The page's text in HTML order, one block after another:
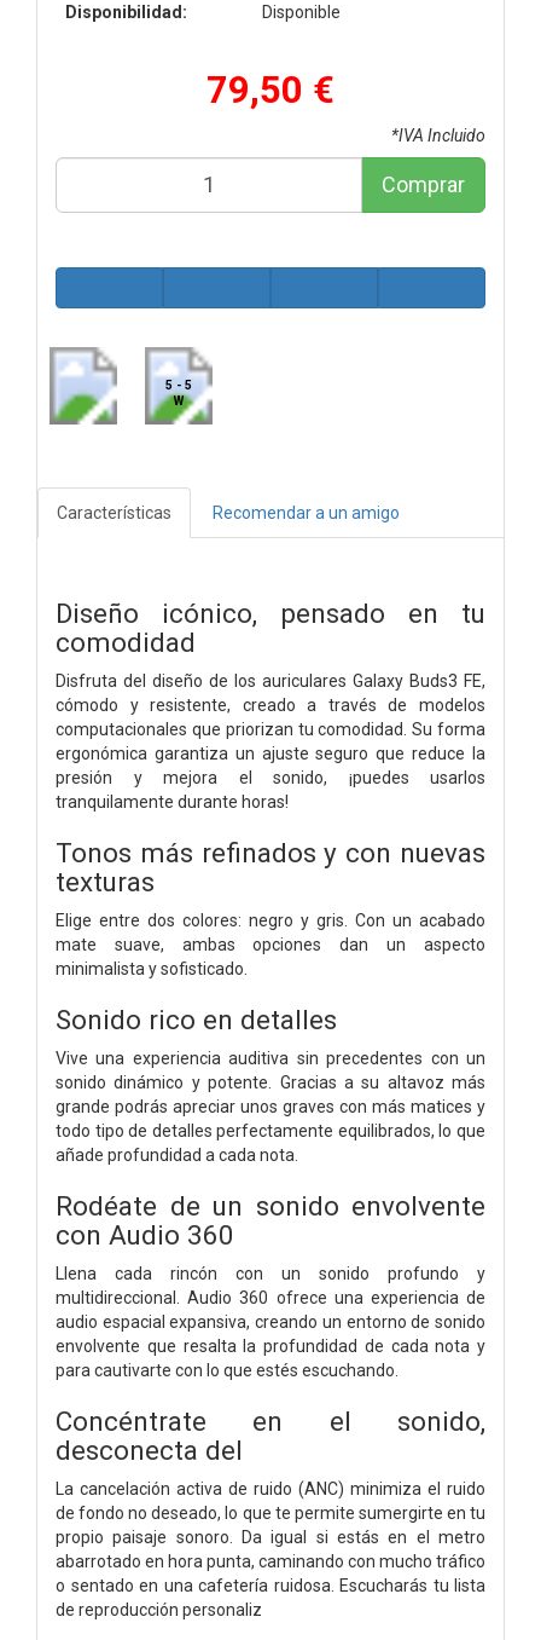
Disponibilidad: Disponible
79,50 €
*IVA Incluido
Comprar
5 - 5
W
Características Recomendar a un amigo
Diseño icónico, pensado en tu
comodidad
Disfruta del diseño de los auriculares Galaxy Buds3 FE,
cómodo y resistente, creado a través de modelos
computacionales que priorizan tu comodidad. Su forma
ergonómica garantiza un ajuste seguro que reduce la
presión y mejora el sonido, ¡puedes usarlos
tranquilamente durante horas!
Tonos más refinados y con nuevas
texturas
Elige entre dos colores: negro y gris. Con un acabado
mate suave, ambas opciones dan un aspecto
minimalista y sofisticado.
Sonido rico en detalles
Vive una experiencia auditiva sin precedentes con un
sonido dinámico y potente. Gracias a su altavoz más
grande podrás apreciar unos graves con más matices y
todo tipo de detalles perfectamente equilibrados, lo que
añade profundidad a cada nota.
Rodéate de un sonido envolvente
con Audio 360
Llena cada rincón con un sonido profundo y
multidireccional. Audio 360 ofrece una experiencia de
audio espacial expansiva, creando un entorno de sonido
envolvente que resalta la profundidad de cada nota y
para cautivarte con lo que estés escuchando.
Concéntrate en el sonido,
desconecta del
La cancelación activa de ruido (ANC) minimiza el ruido
de fondo no deseado, lo que te permite sumergirte en tu
propio paisaje sonoro. Da igual si estás en el metro
abarrotado en hora punta, caminando con mucho tráfico
o sentado en una cafetería ruidosa. Escucharás tu lista
de reproducción personaliz